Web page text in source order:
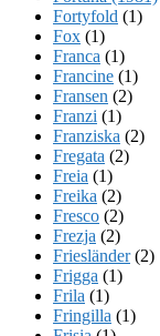
Fortyfold (1)
Fox (1)
Franca (1)
Francine (1)
Fransen (2)
Franzi (1)
Franziska (2)
Fregata (2)
Freia (1)
Freika (2)
Fresco (2)
Frezja (2)
Friesländer(2)
Frigga (1)
Frila (1)
Fringilla (1)